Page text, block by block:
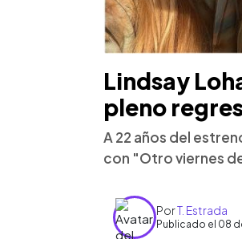
Lindsay
pleno
A 22 años del
con "Otro viernes
PorT. Estrada
Publicado el 08